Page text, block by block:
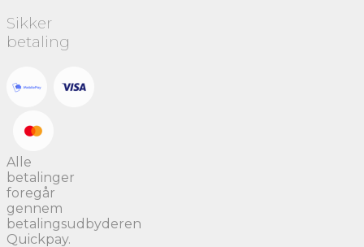
Sikker
betaling
Alle
betalinger
foregår
gennem
betalingsudbyderen
Quickpay.